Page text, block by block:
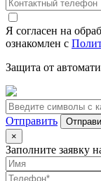
Я согласен на
ознакомлен с
Защита от
Отправить
×
Заполните заявку